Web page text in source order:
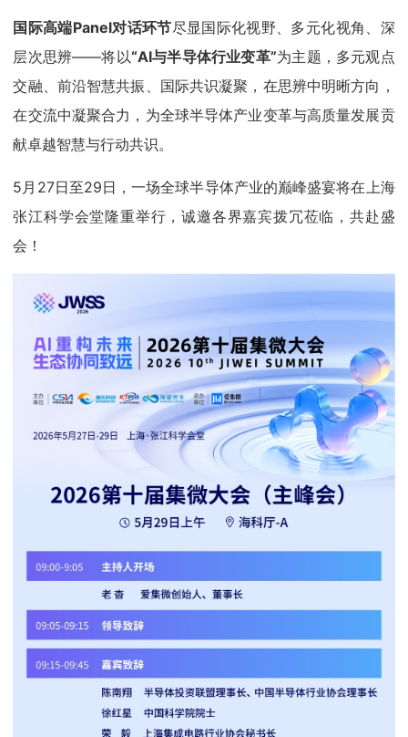
国际高端Panel对话环节尽显国际化视野、多元化视角、深
层次思辨——将以“AI与半导体行业变革”为主题，多元观点
交融、前沿智慧共振、国际共识凝聚，在思辨中明晰方向，
在交流中凝聚合力，为全球半导体产业变革与高质量发展贡
献卓越智慧与行动共识。
5月27日至29日，一场全球半导体产业的巅峰盛宴将在上海
张江科学会堂隆重举行，诚邀各界嘉宾拨冗莅临，共赴盛
会！